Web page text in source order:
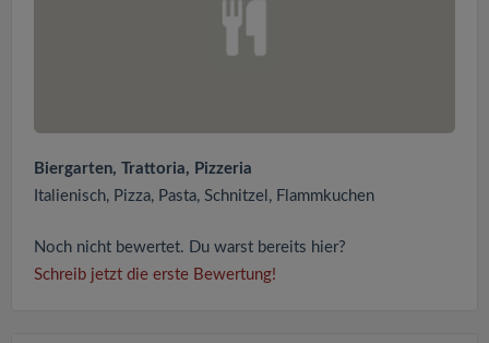
Biergarten, Trattoria, Pizzeria
Italienisch, Pizza, Pasta, Schnitzel, Flammkuchen
Noch nicht bewertet. Du warst bereits hier?
Schreib jetzt die erste Bewertung!